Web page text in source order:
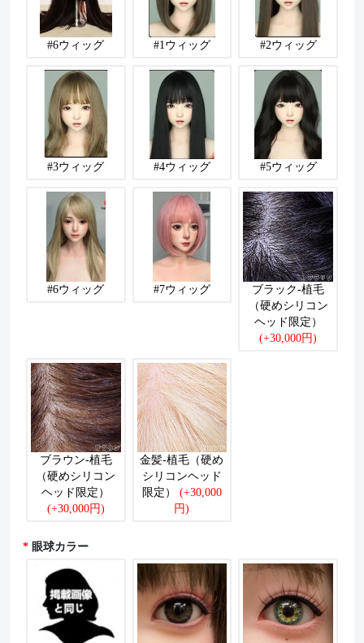
#6ウィッグ #1ウィッグ #2ウィッグ
#3ウィッグ #4ウィッグ #5ウィッグ
#6ウィッグ #7ウィッグ
ブラック-植毛
（硬めシリコン
ヘッド限定）
(+30,000円)
ブラウン-植毛
（硬めシリコン
ヘッド限定）
(+30,000円)
金髪-植毛（硬め
シリコンヘッド
限定）
(+30,000
円)
眼球カラー